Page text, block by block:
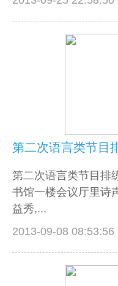
第二次语言类节目排
书馆一楼会议厅里诗
益秀,...
2013-09-08 08:53:56